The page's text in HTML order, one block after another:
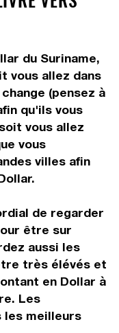
du Suriname,
vous allez dans
(pensez à
qu'ils vous
vous allez
vous
villes afin
de regarder
être sur
aussi les
très élévés et
en Dollar à
Les
meilleurs